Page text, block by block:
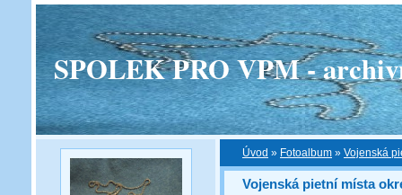
SPOLEK PRO VPM -
Úvod » Fotoalbum » Vojenská
Vojenská pietní místa